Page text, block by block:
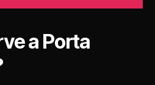
a Porta